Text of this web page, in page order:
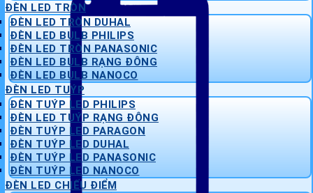
ĐÈN LED TRÒN
ĐÈN LED TRÒN DUHAL
ĐÈN LED BULB PHILIPS
ĐÈN LED TRÒN PANASONIC
ĐÈN LED BULB RẠNG ĐÔNG
ĐÈN LED BULB NANOCO
ĐÈN LED TUÝP
ĐÈN TUÝP LED PHILIPS
ĐÈN LED TUÝP RẠNG ĐÔNG
ĐÈN TUÝP LED PARAGON
ĐÈN TUÝP LED DUHAL
ĐÈN TUÝP LED PANASONIC
ĐÈN TUÝP LED NANOCO
ĐÈN LED CHIẾU ĐIỂM